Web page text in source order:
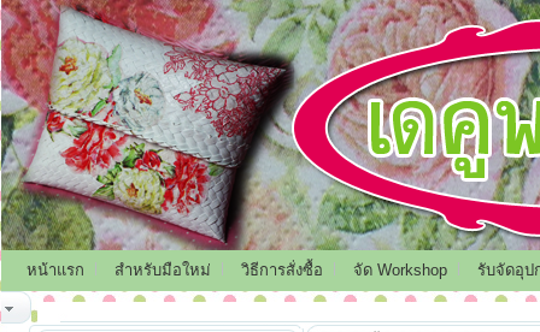
หน้าแรก สำหรับมือใหม่ วิธีการสั่งซื้อ จัด Workshop รับจัดอุป